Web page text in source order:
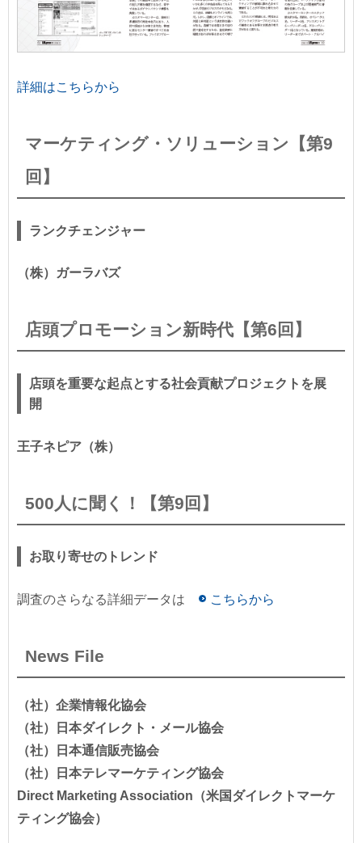
詳細はこちらから
マーケティング・ソリューション【第9
回】
ランクチェンジャー
（株）ガーラバズ
店頭プロモーション新時代【第6回】
店頭を重要な起点とする社会貢献プロジェクトを展
開
王子ネピア（株）
500人に聞く！【第9回】
お取り寄せのトレンド
調査のさらなる詳細データは こちらから
News File
（社）企業情報化協会
（社）日本ダイレクト・メール協会
（社）日本通信販売協会
（社）日本テレマーケティング協会
Direct Marketing Association（米国ダイレクトマーケ
ティング協会）